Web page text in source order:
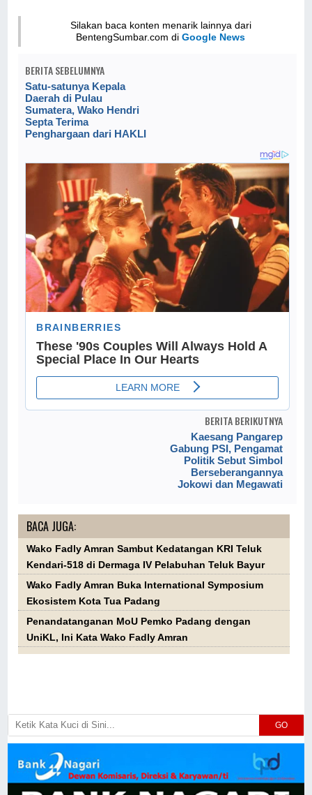
Silakan baca konten menarik lainnya dari
BentengSumbar.com diGoogle News
BERITA SEBELUMNYA
Satu-satunya Kepala
Daerah di Pulau
Sumatera, Wako Hendri
Septa Terima
Penghargaan dari HAKLI
BERITA BERIKUTNYA
Kaesang Pangarep
Gabung PSI, Pengamat
Politik Sebut Simbol
Berseberangannya
Jokowi dan Megawati
BACA JUGA:
Wako Fadly Amran Sambut Kedatangan KRI Teluk
Kendari-518 di Dermaga IV Pelabuhan Teluk Bayur
Wako Fadly Amran Buka International Symposium
Ekosistem Kota Tua Padang
Penandatanganan MoU Pemko Padang dengan
UniKL, Ini Kata Wako Fadly Amran
GO